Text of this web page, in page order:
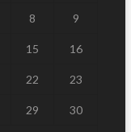
8 9
15 16
22 23
29 30